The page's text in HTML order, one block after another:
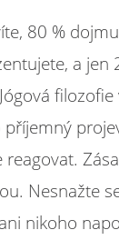
80 %
a jen
Nesnažte
nikoho